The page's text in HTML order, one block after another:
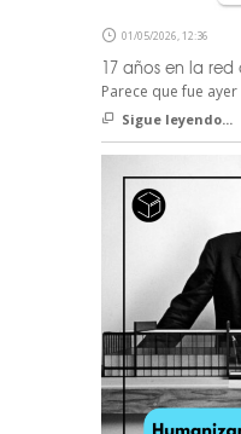
01/05/2026, 12:36
17 años en la
Parece que fue
Sigue leyendo...